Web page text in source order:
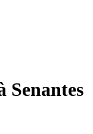
Senantes